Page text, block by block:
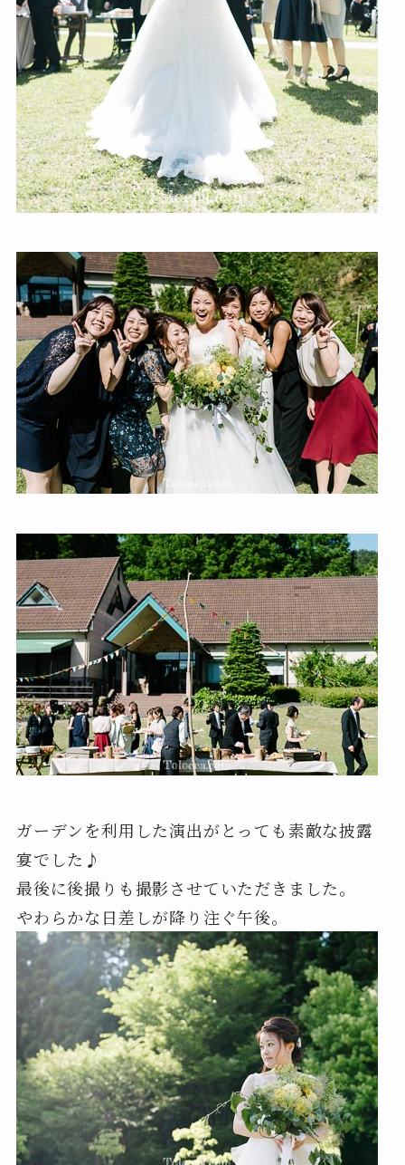
ガーデンを利用した演出がとっても素敵な披露
宴でした♪
最後に後撮りも撮影させていただきました。
やわらかな日差しが降り注ぐ午後。